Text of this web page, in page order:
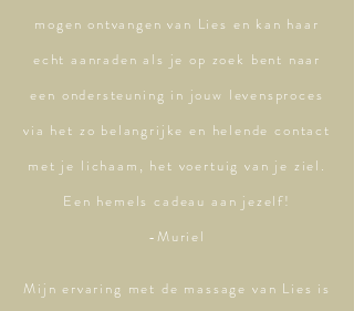
mogen ontvangen van Lies en kan haar
echt aanraden als je op zoek bent naar
een ondersteuning in jouw levensproces
via het zo belangrijke en helende contact
met je lichaam, het voertuig van je ziel.
Een hemels cadeau aan jezelf!
-Muriel
Mijn ervaring met de massage van Lies is